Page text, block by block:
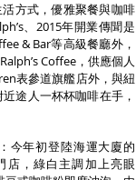
方式，優雅聚餐與咖啡
、2015年開業傳聞是
& Bar等高級餐廳外，
Coffee，供應個人
表參道旗艦店外，與紐
途人一杯杯咖啡在手，
今年初登陸海運大廈的
店，綠白主調加上亮眼